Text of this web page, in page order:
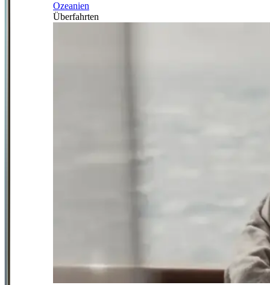
Ozeanien
Überfahrten